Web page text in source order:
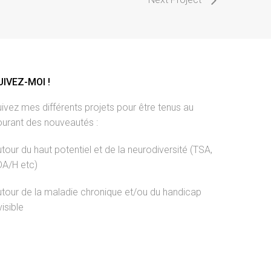
MOI !
mes différents projets pour être tenus au
des nouveautés :
du haut potentiel et de la neurodiversité (TSA,
H etc)
de la maladie chronique et/ou du handicap